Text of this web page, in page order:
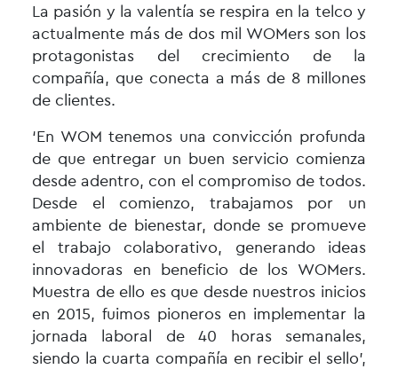
La pasión y la valentía se respira en la telco y
actualmente más de dos mil WOMers son los
protagonistas del crecimiento de la
compañía, que conecta a más de 8 millones
de clientes.
‘En WOM tenemos una convicción profunda
de que entregar un buen servicio comienza
desde adentro, con el compromiso de todos.
Desde el comienzo, trabajamos por un
ambiente de bienestar, donde se promueve
el trabajo colaborativo, generando ideas
innovadoras en beneficio de los WOMers.
Muestra de ello es que desde nuestros inicios
en 2015, fuimos pioneros en implementar la
jornada laboral de 40 horas semanales,
siendo la cuarta compañía en recibir el sello’,